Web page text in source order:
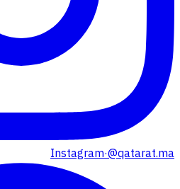
Instagram·@qatarat.ma